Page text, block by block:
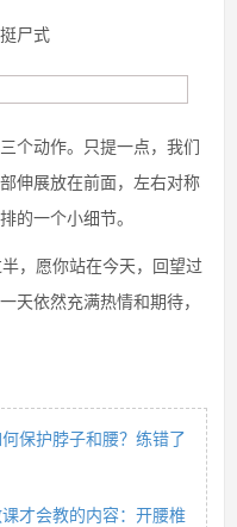
尸式
个动作。只提一点，我们
伸展放在前面，左右对称
的一个小细节。
，愿你站在今天，回望过
天依然充满热情和期待，
保护脖子和腰？练错了
才会教的内容：开腰椎